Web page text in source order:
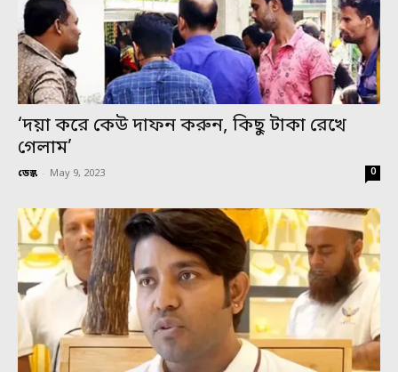
‘দয়া করে কেউ দাফন করুন, কিছু টাকা রেখে
গেলাম’
ডেস্ক - May 9, 2023 0